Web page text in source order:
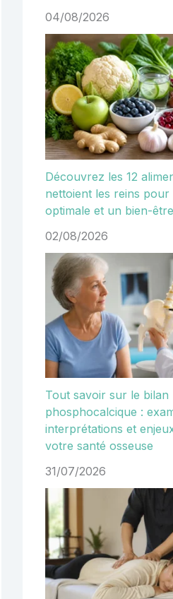
04/08/2026
Découvrez les 12
nettoient les reins pour
optimale et un bien-
02/08/2026
Tout savoir sur le bilan
phosphocalcique :
interprétations et
votre santé osseuse
31/07/2026